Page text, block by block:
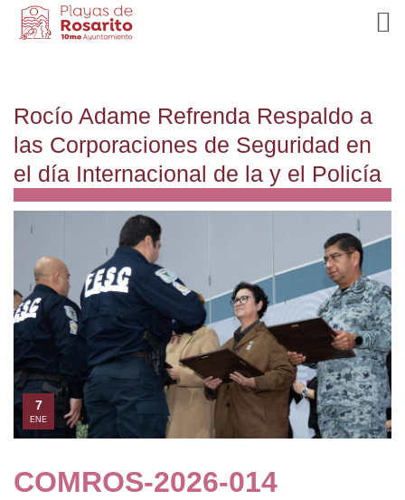
Rocío Adame Refrenda Respaldo a
las Corporaciones de Seguridad en
el día Internacional de la y el Policía
7
ENE
COMROS-2026-014